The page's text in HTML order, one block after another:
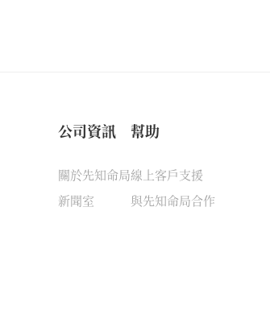
公司資訊
關於先知命局
新聞室
幫助
線上客戶支援
與先知命局合作